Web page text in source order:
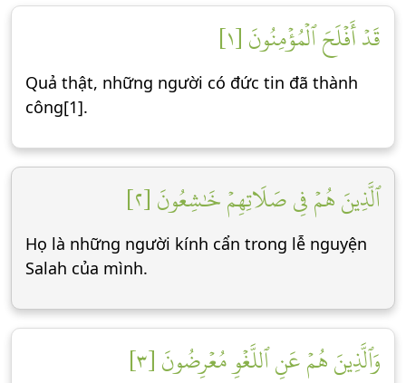
قَدۡ أَفۡلَحَ ٱلۡمُؤۡمِنُونَ [١]
Quả thật, những người có đức tin đã thành
công[1].
ٱلَّذِينَ هُمۡ فِي صَلَاتِهِمۡ خَٰشِعُونَ [٢]
Họ là những người kính cẩn trong lễ nguyện
Salah của mình.
وَٱلَّذِينَ هُمۡ عَنِ ٱللَّغۡوِ مُعۡرِضُونَ [٣]